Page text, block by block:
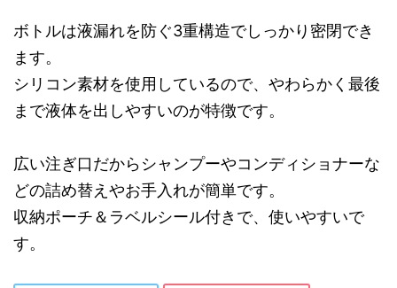
ボトルは液漏れを防ぐ3重構造でしっかり密閉でき
ます。
シリコン素材を使用しているので、やわらかく最後
まで液体を出しやすいのが特徴です。
広い注ぎ口だからシャンプーやコンディショナーな
どの詰め替えやお手入れが簡単です。
収納ポーチ＆ラベルシール付きで、使いやすいで
す。